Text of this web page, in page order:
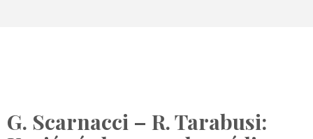
G. Scarnacci – R. Tarabusi: